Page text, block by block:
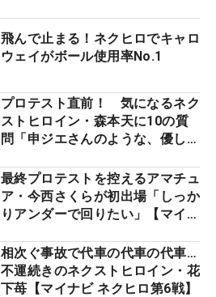
飛んで止まる！ネクヒロでキャロ
ウェイがボール使用率No.1
プロテスト直前！ 気になるネク
ストヒロイン・森本天に10の質
問「申ジエさんのような、優しく
になりたいです」
最終プロテストを控えるアマチュ
ア・今西さくらが初出場「しっか
りアンダーで回りたい」【マイナ
相次ぐ事故で代車の代車の代車…
不運続きのネクストヒロイン・花
下苺【マイナビ ネクヒロ第6戦】